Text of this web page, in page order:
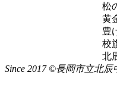
松
黄
豊
校
北
Since 2017 ©長岡市立北辰